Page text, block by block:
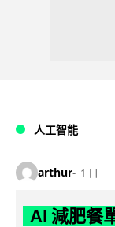
人工智能
arthur 1 日
AI 減肥餐